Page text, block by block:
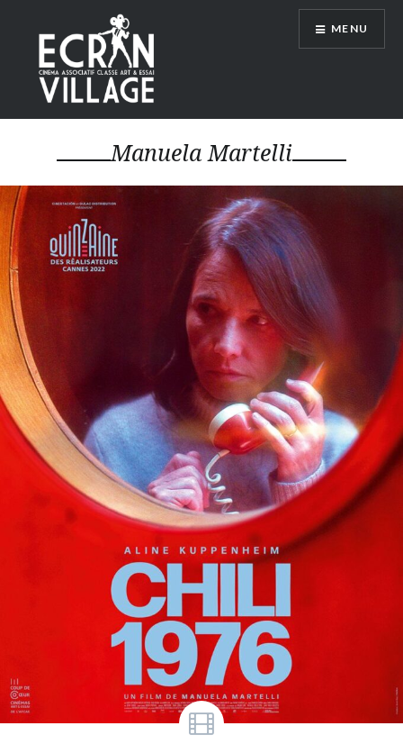
contenu
principal
ÉCRAN VILLAGE
MENU
Manuela Martelli